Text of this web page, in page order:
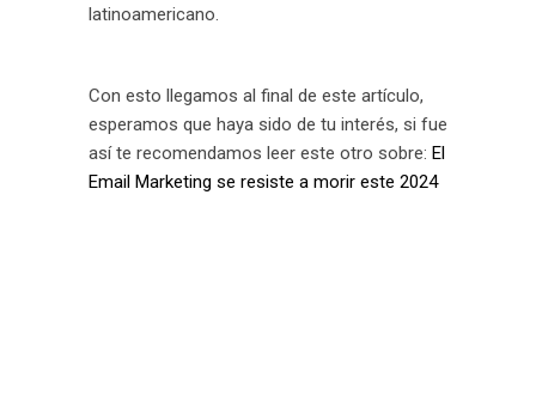
latinoamericano.
Con esto llegamos al final de este artículo,
esperamos que haya sido de tu interés, si fue
así te recomendamos leer este otro sobre: El
Email Marketing se resiste a morir este 2024